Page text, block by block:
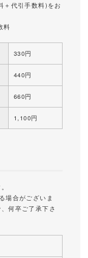
＋代引手数料)をお
料
330円
440円
660円
1,100円
場合がございま
何卒ご了承下さ